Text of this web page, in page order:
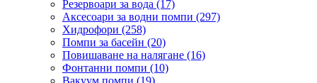
Резервоари за вода (17)
Аксесоари за водни помпи (297)
Хидрофори (258)
Помпи за басейн (20)
Повишаване на налягане (16)
Фонтанни помпи (10)
Вакуум помпи (19)